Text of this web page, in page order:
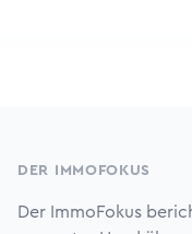
DER IMMOFOKUS
Der ImmoFokus